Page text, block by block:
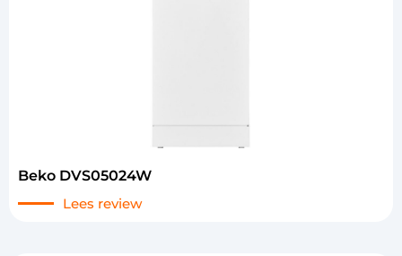
Beko DVS05024W
Lees review